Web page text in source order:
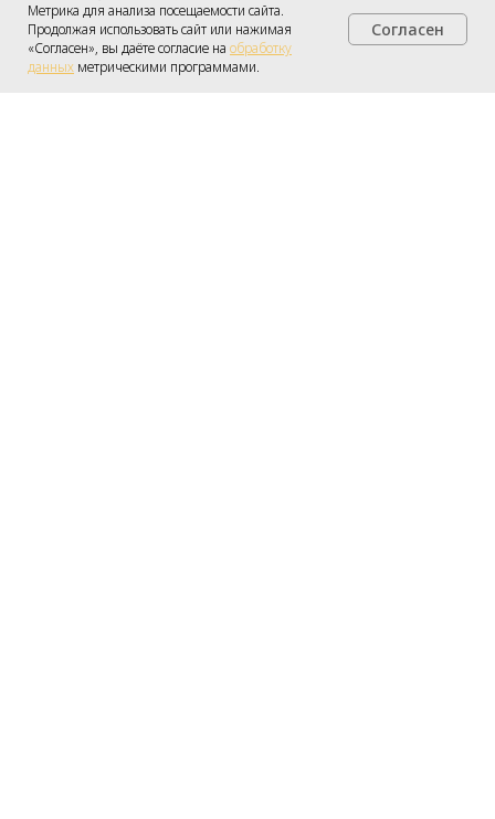
Получить консультацию
Метрика для анализа посещаемости сайта.
Продолжая использовать сайт или нажимая
«Согласен», вы даёте согласие на обработку
данных метрическими программами.
Согласен